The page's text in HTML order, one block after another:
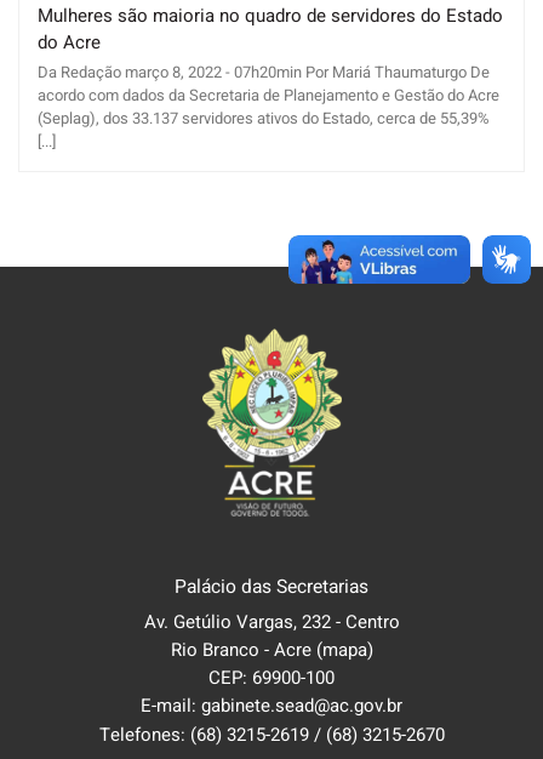
Mulheres são maioria no quadro de servidores do Estado
do Acre
Da Redação março 8, 2022 - 07h20min Por Mariá Thaumaturgo De
acordo com dados da Secretaria de Planejamento e Gestão do Acre
(Seplag), dos 33.137 servidores ativos do Estado, cerca de 55,39%
[...]
Palácio das Secretarias
Av. Getúlio Vargas, 232 - Centro
Rio Branco - Acre (mapa)
CEP: 69900-100
E-mail: gabinete.sead@ac.gov.br
Telefones: (68) 3215-2619/ (68) 3215-2670